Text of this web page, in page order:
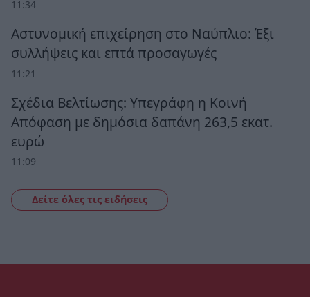
11:34
Αστυνομική επιχείρηση στο Ναύπλιο: Έξι
συλλήψεις και επτά προσαγωγές
11:21
Σχέδια Βελτίωσης: Υπεγράφη η Κοινή
Απόφαση με δημόσια δαπάνη 263,5 εκατ.
ευρώ
11:09
Δείτε όλες τις ειδήσεις